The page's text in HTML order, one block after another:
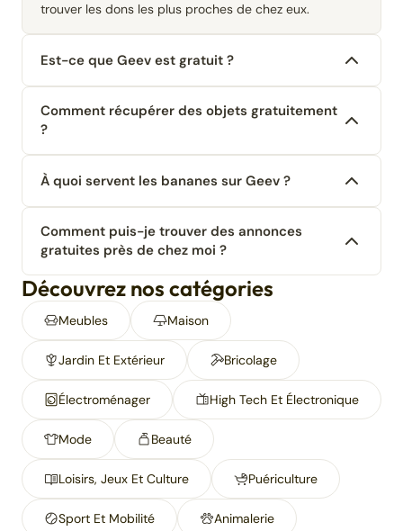
trouver les dons les plus proches de chez eux.
Est-ce que Geev est gratuit ?
Comment récupérer des objets gratuitement
?
À quoi servent les bananes sur Geev ?
Comment puis-je trouver des annonces
gratuites près de chez moi ?
Découvrez nos catégories
Meubles Maison
Jardin Et Extérieur Bricolage
Électroménager High Tech Et Électronique
Mode Beauté
Loisirs, Jeux Et Culture Puériculture
Sport Et Mobilité Animalerie